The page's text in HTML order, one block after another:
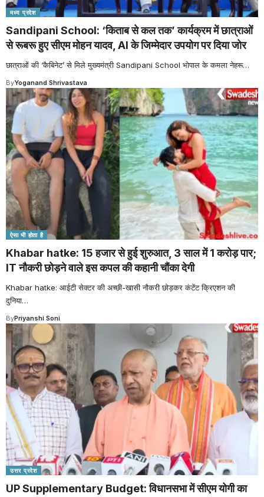
मध्य प्रदेश
Sandipani School: ‘किताब से कल तक’ कार्यक्रम में छात्राओं
से रूबरू हुए सीएम मोहन यादव, AI के जिम्मेदार उपयोग पर दिया जोर
छात्राओं की ‘कैबिनेट’ से मिले मुख्यमंत्री Sandipani School भोपाल के कमला नेहरू…
ByYoganand Shrivastava
ऐसा भी होता है
Khabar hatke: 15 हजार से हुई शुरुआत, 3 साल में 1 करोड़ पार;
IT नौकरी छोड़ने वाले इस कपल की कहानी चौंका देगी
Khabar hatke: आईटी सेक्टर की अच्छी-खासी नौकरी छोड़कर कंटेंट क्रिएशन की
दुनिया…
ByPriyanshi Soni
उत्तर प्रदेश
UP Supplementary Budget: विधानसभा में सीएम योगी का